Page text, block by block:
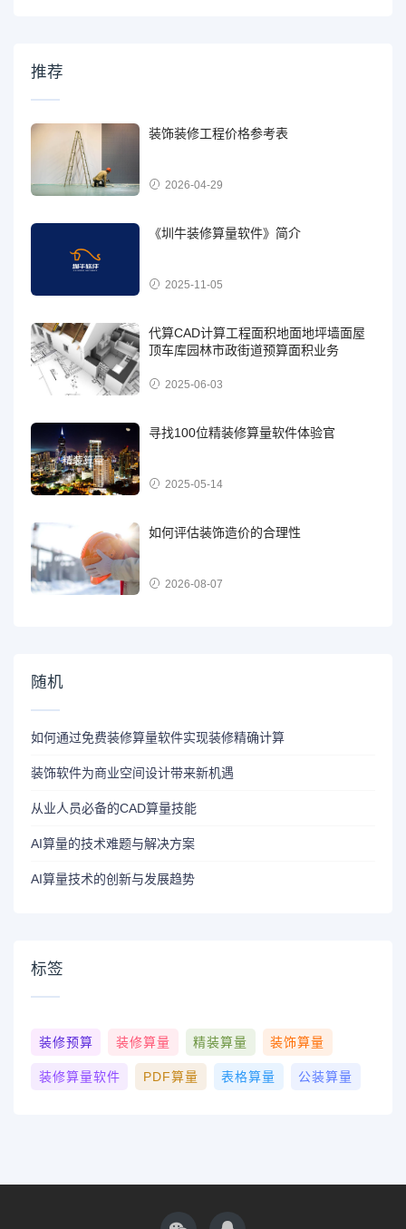
推荐
装饰装修工程价格参考表
2026-04-29
《圳牛装修算量软件》简介
2025-11-05
代算CAD计算工程面积地面地坪墙面屋
顶车库园林市政街道预算面积业务
2025-06-03
寻找100位精装修算量软件体验官
2025-05-14
如何评估装饰造价的合理性
2026-08-07
随机
如何通过免费装修算量软件实现装修精确计算
装饰软件为商业空间设计带来新机遇
从业人员必备的CAD算量技能
AI算量的技术难题与解决方案
AI算量技术的创新与发展趋势
标签
装修预算 装修算量 精装算量 装饰算量
装修算量软件 PDF算量 表格算量 公装算量